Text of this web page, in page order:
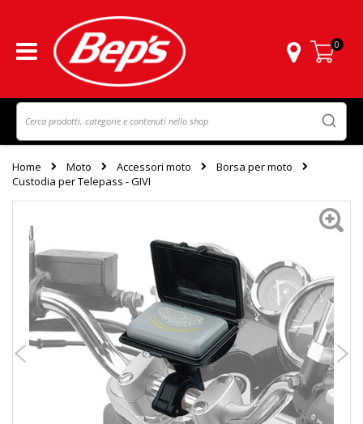
Carrello
0
Home Moto Accessori moto
Borsa per moto
Custodia per Telepass - GIVI